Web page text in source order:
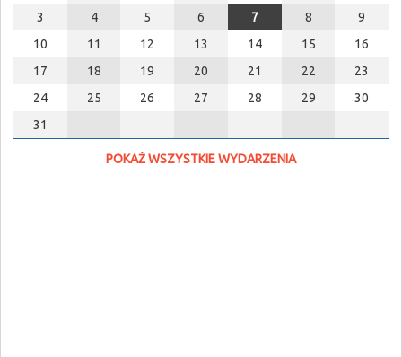
3
4 5 6 7 8
9
10
11 12 13 14 15
16
17
18 19 20 21 22
23
24
25 26 27 28 29
30
31
POKAŻ WSZYSTKIE WYDARZENIA